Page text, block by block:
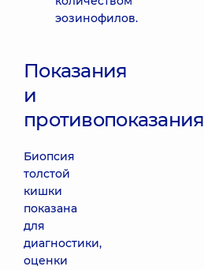
эозинофилов.
Показания
и
противопоказания
Биопсия
толстой
кишки
показана
для
диагностики,
оценки